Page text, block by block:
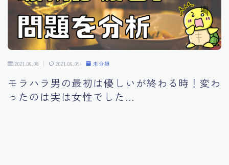
プライバシーポリシー
2021.06.08 2021.06.09 未分類
モラハラ男の最初は優しいが終わる時！変わ
ったのは実は女性でした…